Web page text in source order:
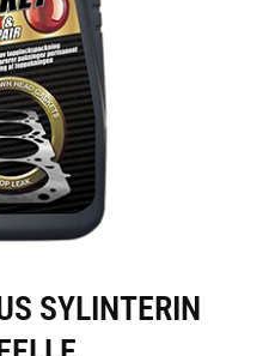
SYLINTERIN